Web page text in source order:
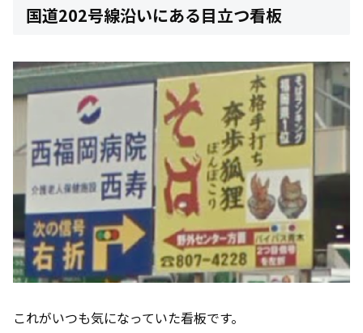
国道202号線沿いにある目立つ看板
これがいつも気になっていた看板です。